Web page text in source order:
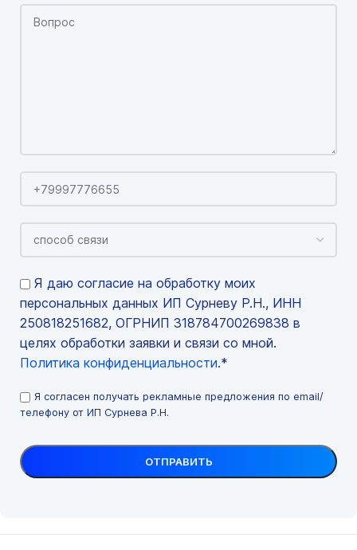
Я даю согласие на обработку моих
персональных данных ИП Сурневу Р.Н., ИНН
250818251682, ОГРНИП 318784700269838 в
целях обработки заявки и связи со мной.
Политика конфиденциальности.*
Я согласен получать рекламные предложения по email/
телефону от ИП Сурнева Р.Н.